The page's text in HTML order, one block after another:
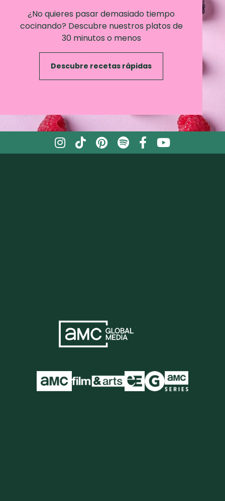
¿No quieres pasar demasiado tiempo
cocinando? Descubre nuestros platos de
30 minutos o menos
Descubre recetas rápidas